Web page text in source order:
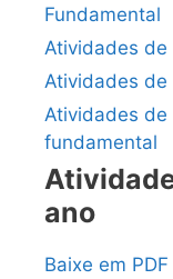
Fundamental
Atividades de
Atividades de
Atividades de
fundamental
ano
Baixe em